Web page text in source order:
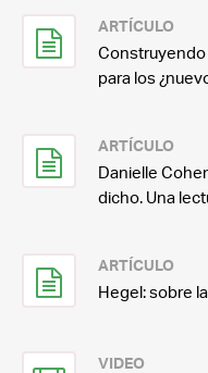
ARTÍCULO
Construyendo
para los
ARTÍCULO
Danielle
dicho. Una
ARTÍCULO
Hegel: sobre
VIDEO